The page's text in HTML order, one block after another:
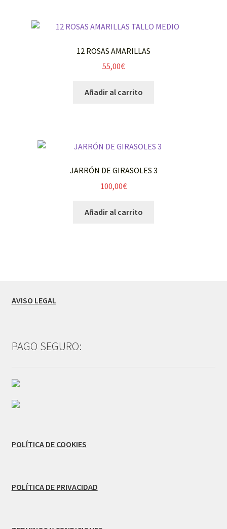
12 ROSAS AMARILLAS
55,00€
Añadir al carrito
JARRÓN DE GIRASOLES 3
100,00€
Añadir al carrito
AVISO LEGAL
PAGO SEGURO:
POLÍTICA DE COOKIES
POLÍTICA DE PRIVACIDAD